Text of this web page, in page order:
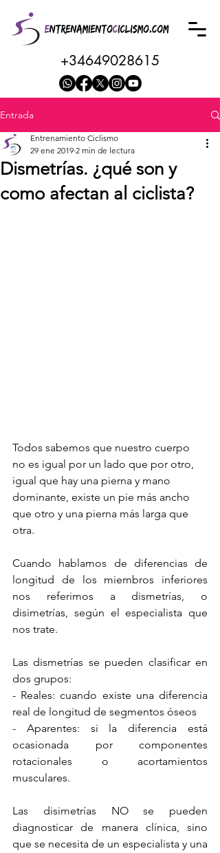
+34649028615
Entrada
Dismetrías. ¿qué son y
como afectan al ciclista?
Entrenamiento Ciclismo
29 ene 2019 2 min de lectura
Todos sabemos que nuestro cuerpo
no es igual por un lado que por otro,
igual que hay una pierna y mano
dominante, existe un pie más ancho
que otro y una pierna más larga que
otra.
Cuando hablamos de diferencias de
longitud de los miembros inferiores
nos referimos a dismetrías, o
disimetrías, según el especialista que
nos trate.
Las dismetrías se pueden clasificar en
dos grupos:
- Reales: cuando existe una diferencia
real de longitud de segmentos óseos
- Aparentes: si la diferencia está
ocasionada por componentes
rotacionales o acortamientos
musculares.
Las disimetrías NO se pueden
diagnosticar de manera clínica, sino
que se necesita de un especialista y una